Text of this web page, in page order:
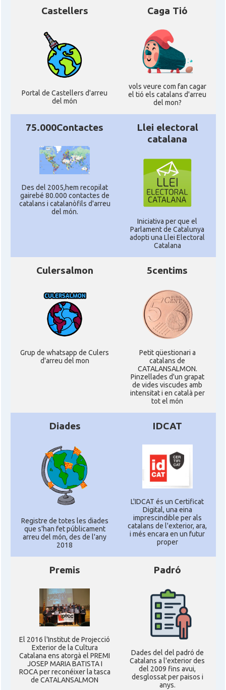
Consolat Consolat general a Bayonne
Consolat general a Bordeaux
Consolat Consolat general a Lyon
Consolat general a Marseille
Consolat Consolat general a Montpellier
Consolat Consolat general a Paris
Consolat general a Pau
Consolat Consolat general a Perpinyà
Consolat general a Strasbourg
Consolat Consolat general a Toulouse
Ambaixada Ambaixada espanyola a França
* + ambaixades i consolats
Castellers
Portal de Castellers d'arreu
del món
Caga Tió
vols veure com fan cagar
el tió els catalans d'arreu
del mon?
75.000Contactes
Des del 2005,hem recopilat
gairebé 80.000 contactes de
catalans i catalanòfils d'arreu
del món.
Llei electoral
catalana
Iniciativa per que el
Parlament de Catalunya
adopti una Llei Electoral
Catalana
Culersalmon
Grup de whatsapp de Culers
d'arreu del mon
5centims
Petit qüestionari a
catalans de
CATALANSALMON.
Pinzellades d'un grapat
de vides viscudes amb
intensitat i en català per
tot el món
Diades
Registre de totes les diades
que s'han fet públicament
arreu del món, des de l'any
2018
IDCAT
L'IDCAT és un Certificat
Digital, una eina
imprescindible per als
catalans de l'exterior, ara,
i més encara en un futur
proper
Premis
El 2016 l'Institut de Projecció
Exterior de la Cultura
Catalana ens atorgà el PREMI
JOSEP MARIA BATISTA I
ROCA per reconéixer la tasca
de CATALANSALMON
Padró
Dades del del padró de
Catalans a l'exterior des
del 2009 fins avui,
desglossat per paisos i
anys.